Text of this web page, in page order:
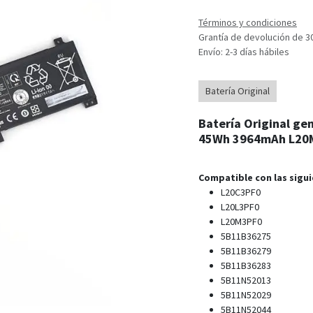
Términos y condiciones
Grantía de devolución de
Envío: 2-3 días hábiles
Batería Original
Batería Original
45Wh 3964mAh
Compatible con las
L20C3PF0
L20L3PF0
L20M3PF0
5B11B36275
5B11B36279
5B11B36283
5B11N52013
5B11N52029
5B11N52044